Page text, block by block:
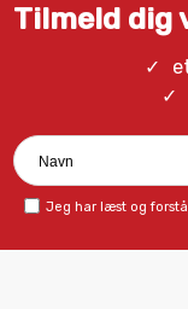
Tilmeld dig
Jeg har læst og